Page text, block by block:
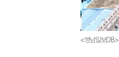
<영남일보DB>